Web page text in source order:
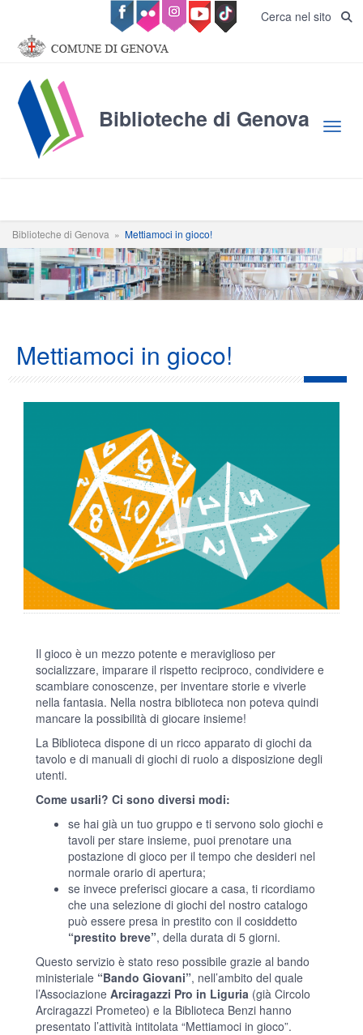
Salta al contenuto principale Cerca nel sito
Biblioteche di Genova
Biblioteche di Genova » Mettiamoci in gioco!
Mettiamoci in gioco!
Il gioco è un mezzo potente e meraviglioso per
socializzare, imparare il rispetto reciproco, condividere e
scambiare conoscenze, per inventare storie e viverle
nella fantasia. Nella nostra biblioteca non poteva quindi
mancare la possibilità di giocare insieme!
La Biblioteca dispone di un ricco apparato di giochi da
tavolo e di manuali di giochi di ruolo a disposizione degli
utenti.
Come usarli? Ci sono diversi modi:
se hai già un tuo gruppo e ti servono solo giochi e
tavoli per stare insieme, puoi prenotare una
postazione di gioco per il tempo che desideri nel
normale orario di apertura;
se invece preferisci giocare a casa, ti ricordiamo
che una selezione di giochi del nostro catalogo
può essere presa in prestito con il cosiddetto
“prestito breve”, della durata di 5 giorni.
Questo servizio è stato reso possibile grazie al bando
ministeriale “Bando Giovani”, nell’ambito del quale
l’Associazione Arciragazzi Pro in Liguria (già Circolo
Arciragazzi Prometeo) e la Biblioteca Benzi hanno
presentato l’attività intitolata “Mettiamoci in gioco”.